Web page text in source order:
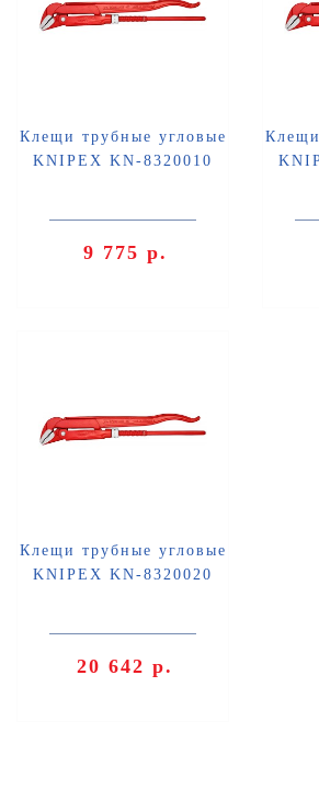
Клещи трубные угловые
KNIPEX KN-8320010
9 775 р.
Клещи трубные угловые
KNIPEX KN-8320020
20 642 р.